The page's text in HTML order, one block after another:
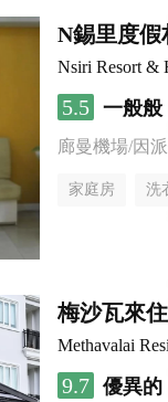
N錫里度假
Nsiri Resort &
5.5 一般般
廊曼機場/因
家庭房 洗
梅沙瓦來
Methavalai
9.7 優異的